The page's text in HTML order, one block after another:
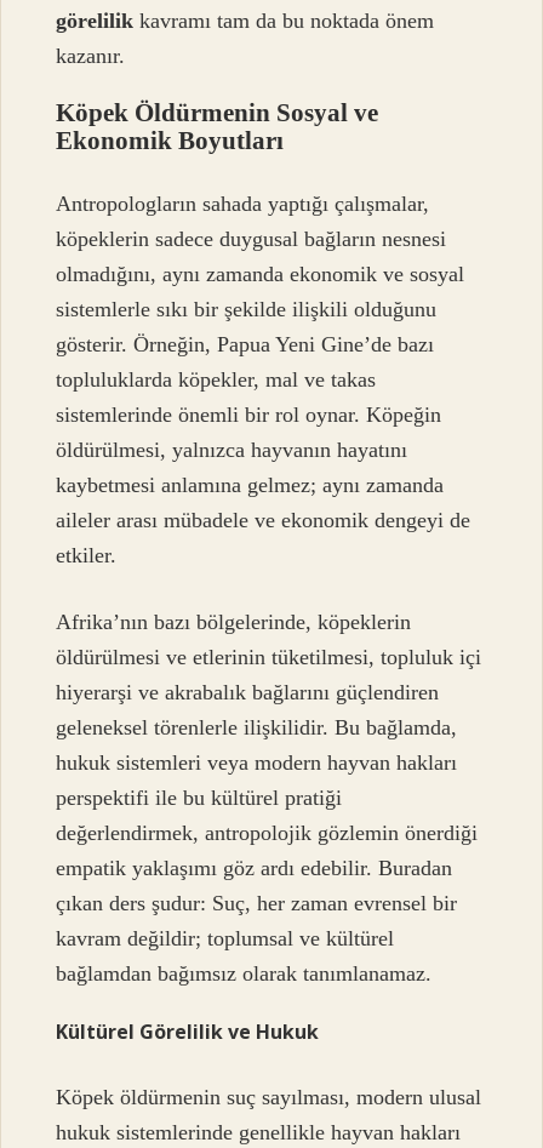
görelilik kavramı tam da bu noktada önem
kazanır.
Köpek Öldürmenin Sosyal ve
Ekonomik Boyutları
Antropologların sahada yaptığı çalışmalar,
köpeklerin sadece duygusal bağların nesnesi
olmadığını, aynı zamanda ekonomik ve sosyal
sistemlerle sıkı bir şekilde ilişkili olduğunu
gösterir. Örneğin, Papua Yeni Gine’de bazı
topluluklarda köpekler, mal ve takas
sistemlerinde önemli bir rol oynar. Köpeğin
öldürülmesi, yalnızca hayvanın hayatını
kaybetmesi anlamına gelmez; aynı zamanda
aileler arası mübadele ve ekonomik dengeyi de
etkiler.
Afrika’nın bazı bölgelerinde, köpeklerin
öldürülmesi ve etlerinin tüketilmesi, topluluk içi
hiyerarşi ve akrabalık bağlarını güçlendiren
geleneksel törenlerle ilişkilidir. Bu bağlamda,
hukuk sistemleri veya modern hayvan hakları
perspektifi ile bu kültürel pratiği
değerlendirmek, antropolojik gözlemin önerdiği
empatik yaklaşımı göz ardı edebilir. Buradan
çıkan ders şudur: Suç, her zaman evrensel bir
kavram değildir; toplumsal ve kültürel
bağlamdan bağımsız olarak tanımlanamaz.
Kültürel Görelilik ve Hukuk
Köpek öldürmenin suç sayılması, modern ulusal
hukuk sistemlerinde genellikle hayvan hakları